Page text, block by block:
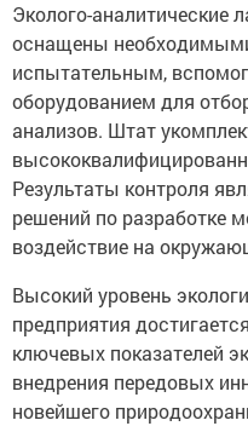
Эколого-аналитические
оснащены
испытательным,
оборудованием для
анализов. Штат
Результаты контроля
решений по разработке
воздействие на
Высокий уровень
предприятия
ключевых показателей
внедрения передовых
новейшего